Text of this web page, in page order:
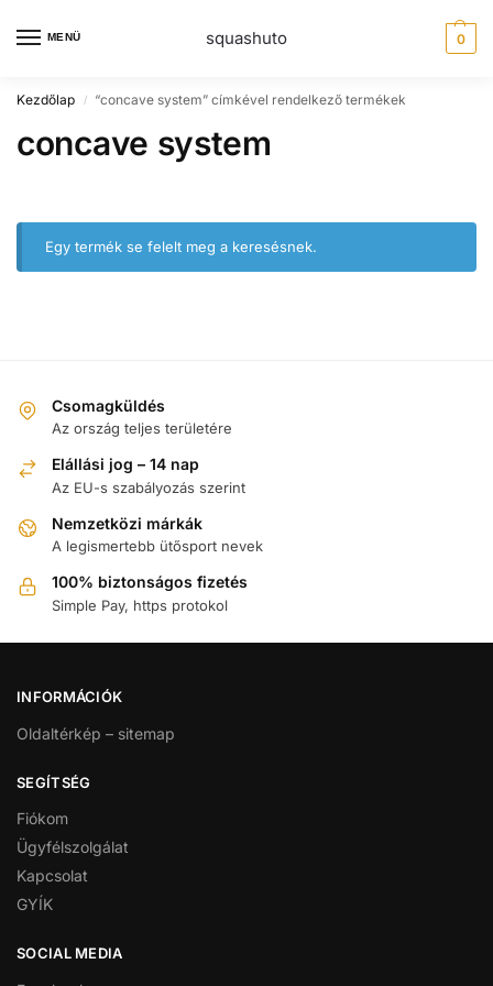
MENÜ squashuto 0
Kezdőlap / “concave system” címkével rendelkező termékek
concave system
Egy termék se felelt meg a keresésnek.
Csomagküldés
Az ország teljes területére
Elállási jog – 14 nap
Az EU-s szabályozás szerint
Nemzetközi márkák
A legismertebb ütősport nevek
100% biztonságos fizetés
Simple Pay, https protokol
INFORMÁCIÓK
Oldaltérkép – sitemap
SEGÍTSÉG
Fiókom
Ügyfélszolgálat
Kapcsolat
GYÍK
SOCIAL MEDIA